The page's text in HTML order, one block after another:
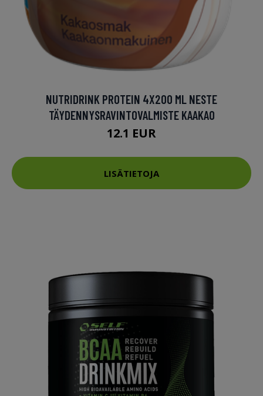
NUTRIDRINK PROTEIN 4X200 ML NESTE
TÄYDENNYSRAVINTOVALMISTE KAAKAO
12.1 EUR
LISÄTIETOJA